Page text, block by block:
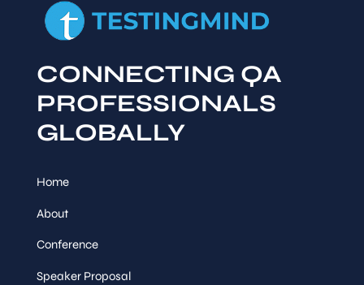
CONNECTING QA
PROFESSIONALS
GLOBALLY
Home
About
Conference
Speaker Proposal